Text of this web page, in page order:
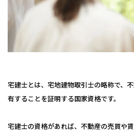
宅建士とは、宅地建物取引士の略称で、
有することを証明する国家資格です。
宅建士の資格があれば、不動産の売買や